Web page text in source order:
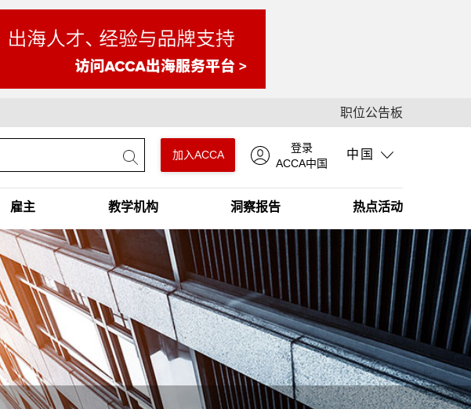
职位公告板
中国
登录
ACCA中国
加入ACCA
雇主 教学机构 洞察报告 热点活动